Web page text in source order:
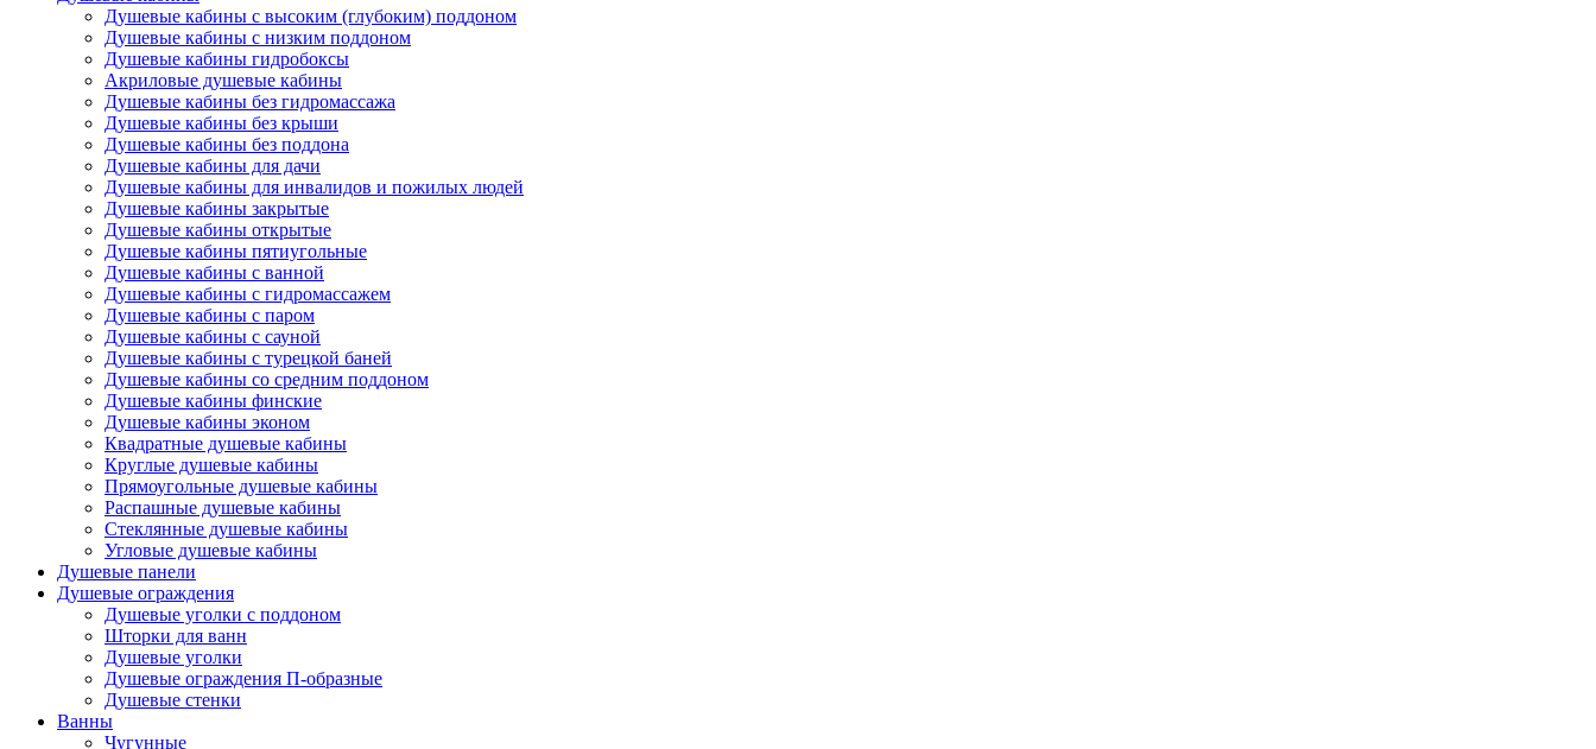
Душевые кабины с высоким (глубоким) поддоном
Душевые кабины с низким поддоном
Душевые кабины гидробоксы
Акриловые душевые кабины
Душевые кабины без гидромассажа
Душевые кабины без крыши
Душевые кабины без поддона
Душевые кабины для дачи
Душевые кабины для инвалидов и пожилых людей
Душевые кабины закрытые
Душевые кабины открытые
Душевые кабины пятиугольные
Душевые кабины с ванной
Душевые кабины с гидромассажем
Душевые кабины с паром
Душевые кабины с сауной
Душевые кабины с турецкой баней
Душевые кабины со средним поддоном
Душевые кабины финские
Душевые кабины эконом
Квадратные душевые кабины
Круглые душевые кабины
Прямоугольные душевые кабины
Распашные душевые кабины
Стеклянные душевые кабины
Угловые душевые кабины
Душевые панели
Душевые ограждения
Душевые уголки с поддоном
Шторки для ванн
Душевые уголки
Душевые ограждения П-образные
Душевые стенки
Ванны
Чугунные